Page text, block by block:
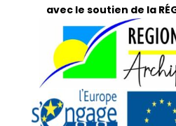
avec le soutien de la